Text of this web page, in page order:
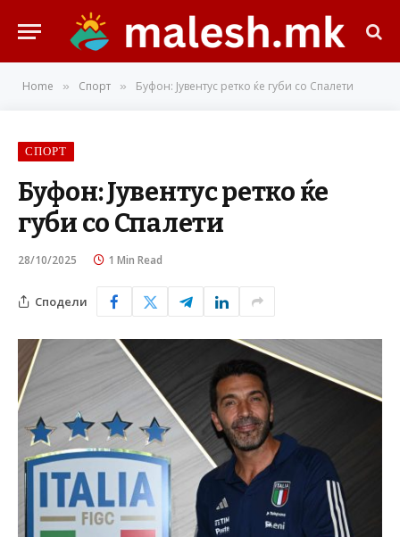
Home » Спорт » Буфон: Јувентус ретко ќе губи со Спалети
СПОРТ
Буфон: Јувентус ретко ќе
губи со Спалети
28/10/2025 1 Min Read
Сподели